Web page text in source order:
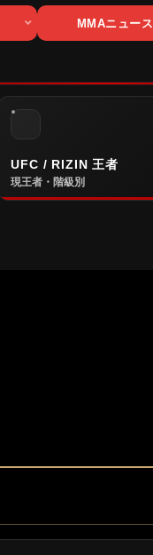
MMAニュース
UFC / RIZIN 王者
現王者・階級別